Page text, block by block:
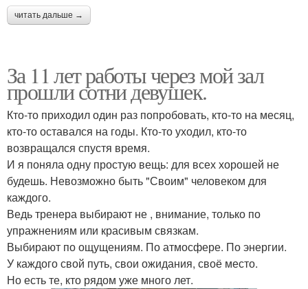
читать дальше →
За 11 лет работы через мой зал
прошли сотни девушек.
Кто-то приходил один раз попробовать, кто-то на месяц,
кто-то оставался на годы. Кто-то уходил, кто-то
возвращался спустя время.
И я поняла одну простую вещь: для всех хорошей не
будешь. Невозможно быть "Своим" человеком для
каждого.
Ведь тренера выбирают не , внимание, только по
упражнениям или красивым связкам.
Выбирают по ощущениям. По атмосфере. По энергии.
У каждого свой путь, свои ожидания, своё место.
Но есть те, кто рядом уже много лет.